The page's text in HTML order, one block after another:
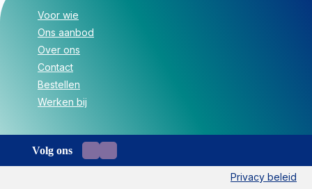
Voor wie
Ons aanbod
Over ons
Contact
Bestellen
Werken bij
Volg ons
Privacy beleid